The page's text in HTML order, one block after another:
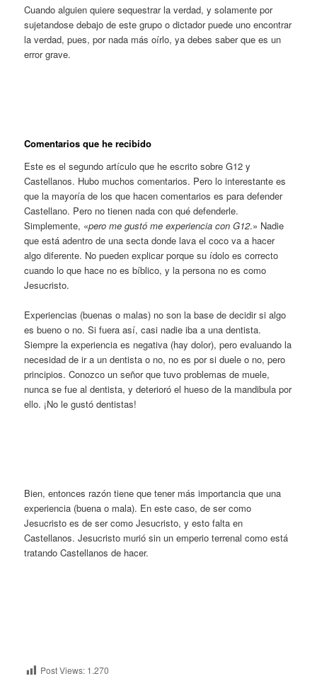
Cuando alguien quiere sequestrar la verdad, y solamente por
sujetandose debajo de este grupo o dictador puede uno encontrar
la verdad, pues, por nada más oírlo, ya debes saber que es un
error grave.
Comentarios que he recibido
Este es el segundo artículo que he escrito sobre G12 y
Castellanos. Hubo muchos comentarios. Pero lo interestante es
que la mayoría de los que hacen comentarios es para defender
Castellano. Pero no tienen nada con qué defenderle.
Simplemente, «pero me gustó me experiencia con G12.» Nadie
que está adentro de una secta donde lava el coco va a hacer
algo diferente. No pueden explicar porque su ídolo es correcto
cuando lo que hace no es bíblico, y la persona no es como
Jesucristo.
Experiencias (buenas o malas) no son la base de decidir si algo
es bueno o no. Si fuera así, casi nadie iba a una dentista.
Siempre la experiencia es negativa (hay dolor), pero evaluando la
necesidad de ir a un dentista o no, no es por si duele o no, pero
principios. Conozco un señor que tuvo problemas de muele,
nunca se fue al dentista, y deterioró el hueso de la mandibula por
ello. ¡No le gustó dentistas!
Bien, entonces razón tiene que tener más importancia que una
experiencia (buena o mala). En este caso, de ser como
Jesucristo es de ser como Jesucristo, y esto falta en
Castellanos. Jesucristo murió sin un emperio terrenal como está
tratando Castellanos de hacer.
Post Views: 1.270